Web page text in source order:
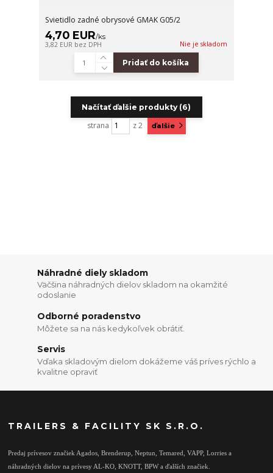
Svietidlo zadné obrysové GMAK G05/2
4,70 EUR/ks
3,82 EUR bez DPH Nie je skladom
Pridať do košíka
Načítať ďalšie produkty (6)
strana z 2 ďalšie
Náhradné diely skladom
Väčšina náhradných dielov skladom na okamžité
odoslanie
Odborné poradenstvo
Môžete sa na nás kedykoľvek obrátiť.
Servis
Vďaka skladovým dielom dokážeme váš príves rýchlo a
kvalitne opraviť
TRAILERS & FACILITY SK S.R.O.
Predaj prívesov značiek Agados, Brenderup, Neptun, Temared, VAPP, Lorries a
náhradných dielov na prívesy AL-KO, KNOTT, BPW a ďalších značiek.